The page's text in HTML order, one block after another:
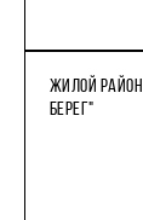
ЖИЛОЙ
БЕРЕГ"